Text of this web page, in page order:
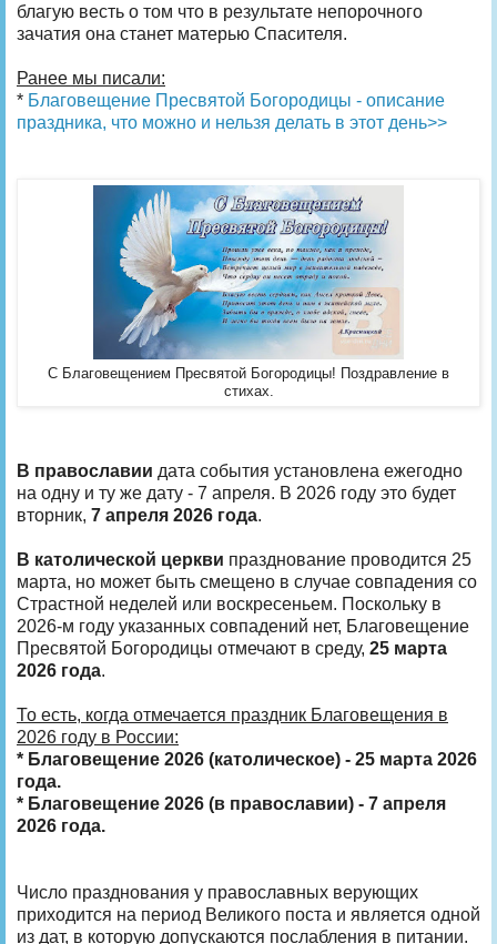
благую весть о том что в результате непорочного
зачатия она станет матерью Спасителя.
Ранее мы писали:
* Благовещение Пресвятой Богородицы - описание
праздника, что можно и нельзя делать в этот день>>
С Благовещением Пресвятой Богородицы! Поздравление в
стихах.
В православии дата события установлена ежегодно
на одну и ту же дату - 7 апреля. В 2026 году это будет
вторник, 7 апреля 2026 года.
В католической церкви празднование проводится 25
марта, но может быть смещено в случае совпадения со
Страстной неделей или воскресеньем. Поскольку в
2026-м году указанных совпадений нет, Благовещение
Пресвятой Богородицы отмечают в среду, 25 марта
2026 года.
То есть, когда отмечается праздник Благовещения в
2026 году в России:
* Благовещение 2026 (католическое) - 25 марта 2026
года.
* Благовещение 2026 (в православии) - 7 апреля
2026 года.
Число празднования у православных верующих
приходится на период Великого поста и является одной
из дат, в которую допускаются послабления в питании.